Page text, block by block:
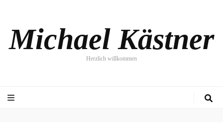
Michael Kästner
Herzlich willkommen